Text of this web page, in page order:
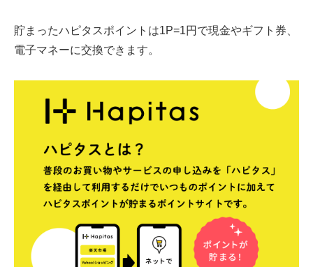
貯まったハピタスポイントは1P=1円で現金やギフト券、
電子マネーに交換できます。